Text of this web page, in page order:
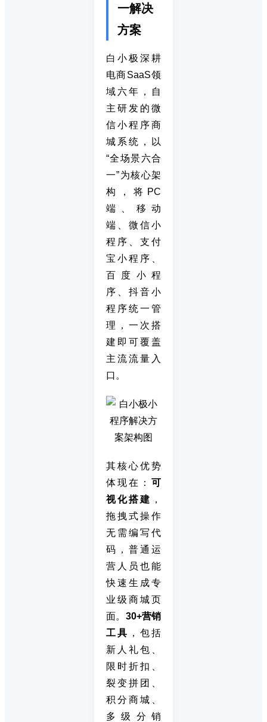
一解决
方案
白小极深耕
电商SaaS领
域六年，自
主研发的微
信小程序商
城系统，以
“全场景六合
一”为核心架
构，将PC
端、移动
端、微信小
程序、支付
宝小程序、
百度小程
序、抖音小
程序统一管
理，一次搭
建即可覆盖
主流流量入
口。
其核心优势
体现在： 可
视化搭建 ，
拖拽式操作
无需编写代
码，普通运
营人员也能
快速生成专
业级商城页
面。 30+营销
工具 ，包括
新人礼包、
限时折扣、
裂变拼团、
积分商城、
多级分销